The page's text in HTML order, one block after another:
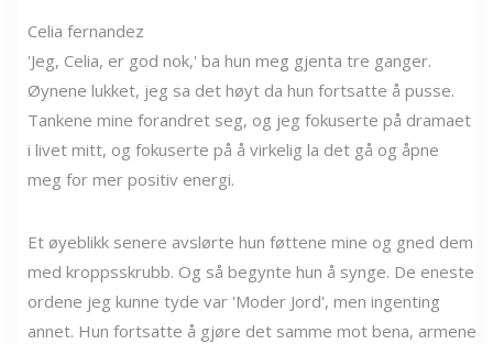
Celia fernandez
'Jeg, Celia, er god nok,' ba hun meg gjenta tre ganger.
Øynene lukket, jeg sa det høyt da hun fortsatte å pusse.
Tankene mine forandret seg, og jeg fokuserte på dramaet
i livet mitt, og fokuserte på å virkelig la det gå og åpne
meg for mer positiv energi.
Et øyeblikk senere avslørte hun føttene mine og gned dem
med kroppsskrubb. Og så begynte hun å synge. De eneste
ordene jeg kunne tyde var 'Moder Jord', men ingenting
annet. Hun fortsatte å gjøre det samme mot bena, armene